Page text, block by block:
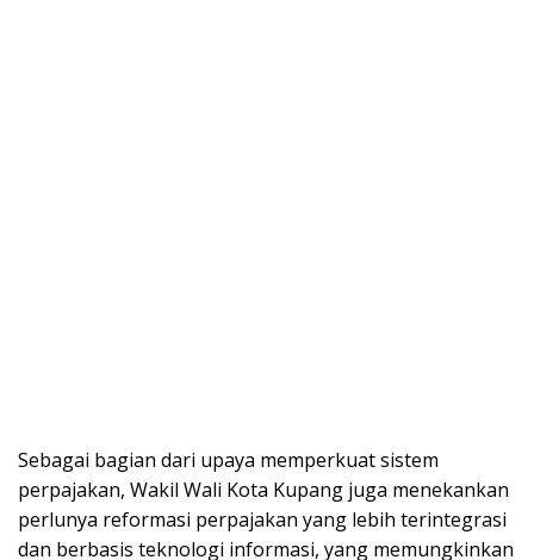
Sebagai bagian dari upaya memperkuat sistem
perpajakan, Wakil Wali Kota Kupang juga menekankan
perlunya reformasi perpajakan yang lebih terintegrasi
dan berbasis teknologi informasi, yang memungkinkan